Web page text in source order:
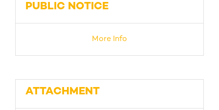
PUBLIC NOTICE
More Info
ATTACHMENT